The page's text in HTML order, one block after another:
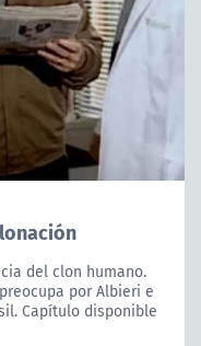
del clon humano.
por Albieri e
Capítulo disponible